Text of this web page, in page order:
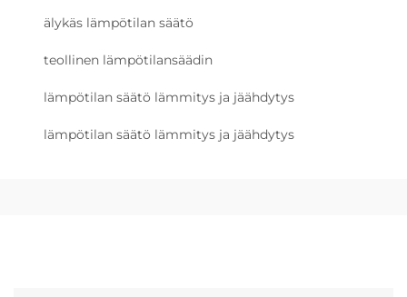
älykäs lämpötilan säätö
teollinen lämpötilansäädin
lämpötilan säätö lämmitys ja jäähdytys
lämpötilan säätö lämmitys ja jäähdytys